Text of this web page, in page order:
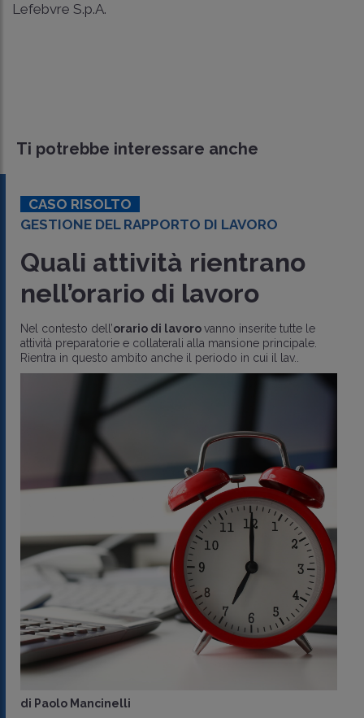
Lefebvre S.p.A.
Ti potrebbe interessare anche
CASO RISOLTO
GESTIONE DEL RAPPORTO DI LAVORO
Quali attività rientrano
nell’orario di lavoro
Nel contesto dell’orario di lavorovanno inserite tutte le
attività preparatorie e collaterali alla mansione principale.
Rientra in questo ambito anche il periodo in cui il lav..
di Paolo Mancinelli